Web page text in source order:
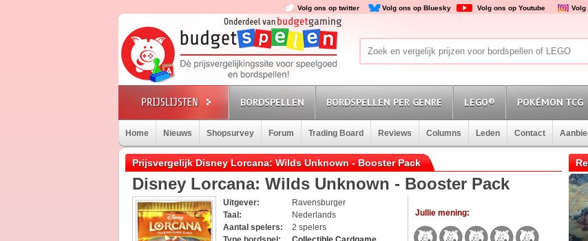
Volg ons op twitter Volg ons op Bluesky Volg ons op Youtube Volg
BORDSPELLEN BORDSPELLEN PER GENRE LEGO® POKÉMON TCG
Home Nieuws Shopsurvey Forum Trading Board Reviews Columns Leden Contact
Prijsvergelijk Disney Lorcana: Wilds Unknown - Booster Pack
Disney Lorcana: Wilds Unknown - Booster Pack
Uitgever:
Ravensburger
Taal:
Nederlands
Aantal spelers:
2 spelers
Jullie mening: